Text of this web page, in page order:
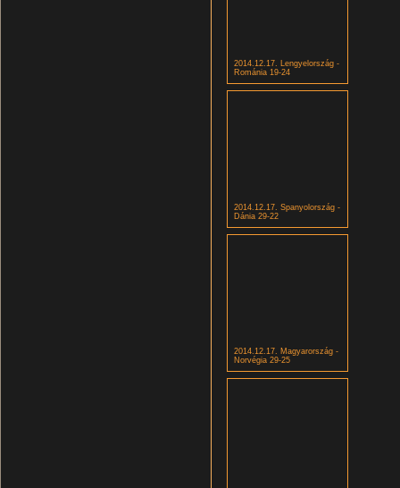
2014.12.17. Lengyelország -
Románia 19-24
2014.12.17. Spanyolország -
Dánia 29-22
2014.12.17. Magyarország -
Norvégia 29-25